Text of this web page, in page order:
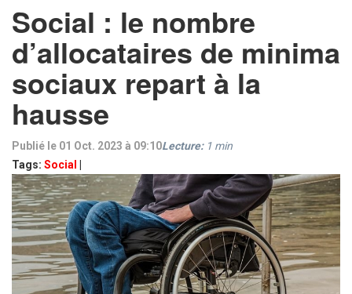
Social : le nombre
d’allocataires de minima
sociaux repart à la
hausse
Publié le 01 Oct. 2023 à 09:10
Tags: Social
Lecture: 1 min